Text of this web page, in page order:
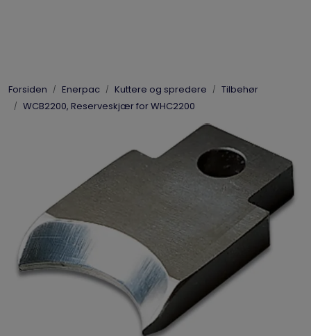
Forsiden Enerpac Kuttere og spredere
Tilbehør
WCB2200, Reserveskjær for WHC2200
Enerpac
Vinsjer
Vis priserinkl. mva.